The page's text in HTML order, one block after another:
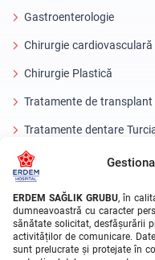
ERDEM SAĞLIK GRUBU, în
dumneavoastră cu caracter
sănătate solicitat, desfășurării
activităților de comunicare.
sunt prelucrate și protejate în
Gastroenterologie
Chirurgie cardiovasculară
Chirurgie Plastică
Tratamente de transplant
Tratamente dentare
Ochi cu laser
About Erdem
Despre noi